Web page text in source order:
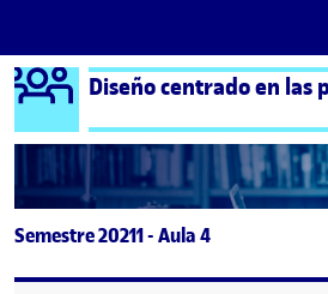
Saltar al contenido
Logo Ágora
Semestre 20211 - Aula 4